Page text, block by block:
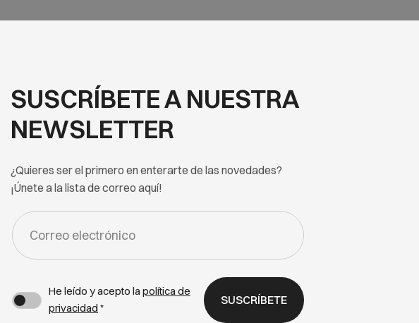
SUSCRÍBETE A NUESTRA
NEWSLETTER
¿Quieres ser el primero en enterarte de las novedades?
¡Únete a la lista de correo aquí!
FORM
NEWSLETTER
He leído y acepto lapolítica de
privacidad *
SUSCRÍBETE